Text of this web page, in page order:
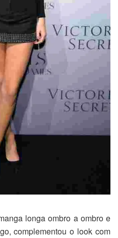
longa ombro a ombro e
complementou o look com